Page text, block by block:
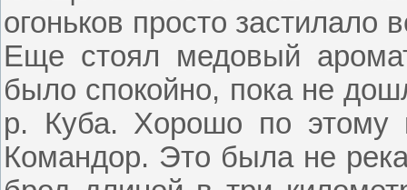
огоньков просто застилало
Еще стоял медовый
было спокойно, пока не
р. Куба. Хорошо по этому
Командор. Это была не